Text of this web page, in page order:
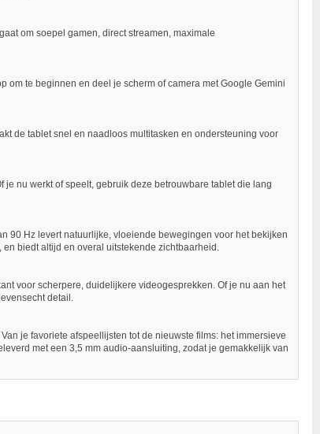
om soepel gamen, direct streamen, maximale
om te beginnen en deel je scherm of camera met Google Gemini
de tablet snel en naadloos multitasken en ondersteuning voor
je nu werkt of speelt, gebruik deze betrouwbare tablet die lang
90 Hz levert natuurlijke, vloeiende bewegingen voor het bekijken
biedt altijd en overal uitstekende zichtbaarheid.
voor scherpere, duidelijkere videogesprekken. Of je nu aan het
detail.
je favoriete afspeellijsten tot de nieuwste films: het immersieve
met een 3,5 mm audio-aansluiting, zodat je gemakkelijk van